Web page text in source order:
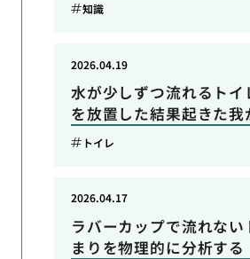
知識
水が少しずつ流れるトイ
を放置した結果起きた我
2026.04.19
トイレ
ラバーカップで流れない
まりを物理的に分析する
2026.04.17